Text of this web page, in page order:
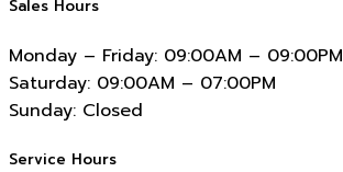
Sales Hours
Monday – Friday: 09:00AM – 09:00PM
Saturday: 09:00AM – 07:00PM
Sunday: Closed
Service Hours